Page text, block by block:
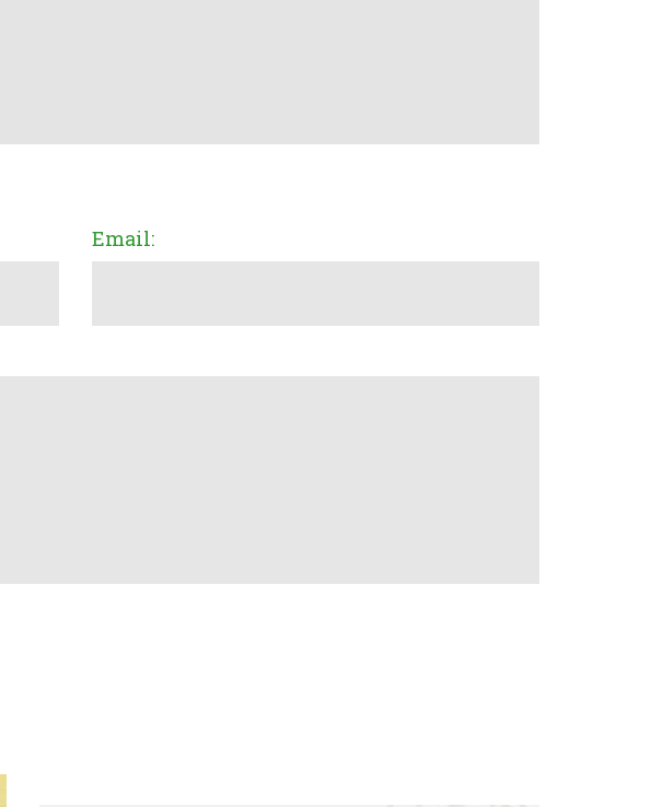
Email: